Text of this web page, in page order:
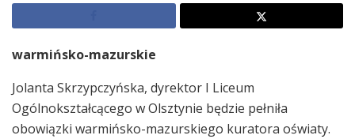
warmińsko-mazurskie
Jolanta Skrzypczyńska, dyrektor I Liceum
Ogólnokształcącego w Olsztynie będzie pełniła
obowiązki warmińsko-mazurskiego kuratora oświaty.